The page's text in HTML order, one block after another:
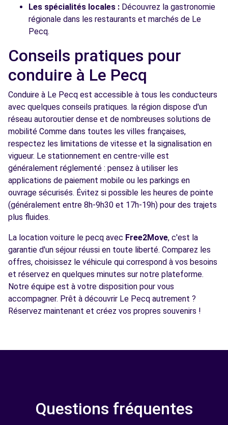
Les spécialités locales : Découvrez la gastronomie
régionale dans les restaurants et marchés de Le
Pecq.
Conseils pratiques pour
conduire à Le Pecq
Conduire à Le Pecq est accessible à tous les conducteurs
avec quelques conseils pratiques. la région dispose d'un
réseau autoroutier dense et de nombreuses solutions de
mobilité Comme dans toutes les villes françaises,
respectez les limitations de vitesse et la signalisation en
vigueur. Le stationnement en centre-ville est
généralement réglementé : pensez à utiliser les
applications de paiement mobile ou les parkings en
ouvrage sécurisés. Évitez si possible les heures de pointe
(généralement entre 8h-9h30 et 17h-19h) pour des trajets
plus fluides.
La location voiture le pecq avec Free2Move, c'est la
garantie d'un séjour réussi en toute liberté. Comparez les
offres, choisissez le véhicule qui correspond à vos besoins
et réservez en quelques minutes sur notre plateforme.
Notre équipe est à votre disposition pour vous
accompagner. Prêt à découvrir Le Pecq autrement ?
Réservez maintenant et créez vos propres souvenirs !
Questions fréquentes